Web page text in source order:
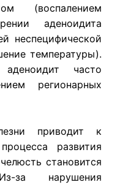
(воспалением
аденоидита
неспецифической
температуры).
часто
регионарных
приводит к
развития
становится
за нарушения